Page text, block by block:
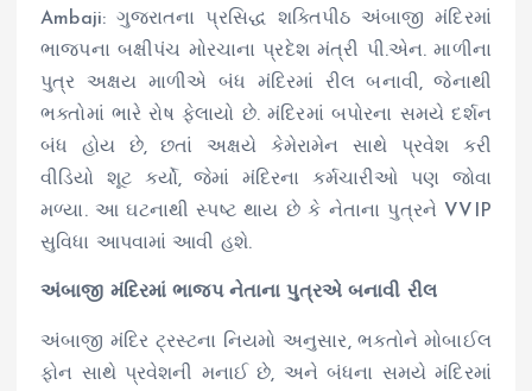
Ambaji: ગુજરાતના પ્રસિદ્ધ શક્તિપીઠ અંબાજી મંદિરમાં
ભાજપના બક્ષીપંચ મોરચાના પ્રદેશ મંત્રી પી.એન. માળીના
પુત્ર અક્ષય માળીએ બંધ મંદિરમાં રીલ બનાવી, જેનાથી
ભક્તોમાં ભારે રોષ ફેલાયો છે. મંદિરમાં બપોરના સમયે દર્શન
બંધ હોય છે, છતાં અક્ષયે કેમેરામેન સાથે પ્રવેશ કરી
વીડિયો શૂટ કર્યો, જેમાં મંદિરના કર્મચારીઓ પણ જોવા
મળ્યા. આ ઘટનાથી સ્પષ્ટ થાય છે કે નેતાના પુત્રને VVIP
સુવિધા આપવામાં આવી હશે.
અંબાજી મંદિરમાં ભાજપ નેતાના પુત્રએ બનાવી રીલ
અંબાજી મંદિર ટ્રસ્ટના નિયમો અનુસાર, ભક્તોને મોબાઈલ
ફોન સાથે પ્રવેશની મનાઈ છે, અને બંધના સમયે મંદિરમાં